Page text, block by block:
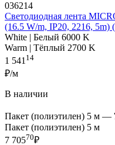
036214
Светодиодная лента
(16.5 W/m, IP20, 2216,
White | Белый 6000 K
Warm | Тёплый 2700 K
1 54114
₽/м
В наличии
Пакет (полиэтилен) 5 м —
Пакет (полиэтилен) 5 м
7 70570₽